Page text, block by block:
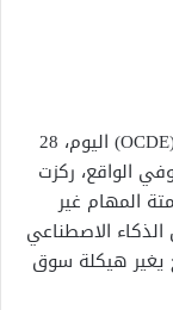
(OCDE) اليوم، 28
وفي الواقع، ركزت
المهام غير
الذكاء الاصطناعي
يغير هيكلة سوق